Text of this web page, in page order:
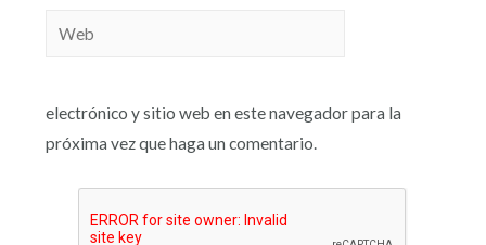
electrónico y sitio web en este navegador para la
próxima vez que haga un comentario.